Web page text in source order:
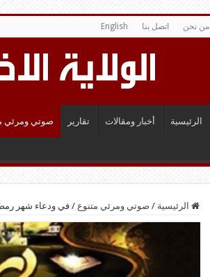
من نحن اتصل بنا English
الرئيسية أخبار ومقالات تقارير صوتي ومرئي
الرئيسية / صوتي ومرئي متنوع / في ودعاء شهر